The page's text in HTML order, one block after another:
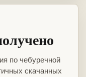
по чебуречной
скачанных